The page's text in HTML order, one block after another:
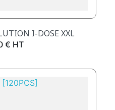
I-DOSE XXL
€ HT